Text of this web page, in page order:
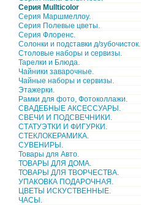
Серия Mullticolor
Серия Маршмеллоу.
Серия Полевые цветы.
Серия Флоренс.
Солонки и подставки д/зубочисток.
Столовые наборы и сервизы.
Тарелки и Блюда.
Чайники заварочные.
Чайные наборы и сервизы.
Этажерки.
Рамки для фото, Фотоколлажи.
СВАДЕБНЫЕ АКСЕССУАРЫ.
СВЕЧИ И ПОДСВЕЧНИКИ.
СТАТУЭТКИ И ФИГУРКИ.
СТЕКЛОКЕРАМИКА.
СУВЕНИРЫ.
Товары для Авто.
ТОВАРЫ ДЛЯ ДОМА.
ТОВАРЫ ДЛЯ ТВОРЧЕСТВА.
УПАКОВКА ПОДАРОЧНАЯ.
ЦВЕТЫ ИСКУСТВЕННЫЕ.
ЧАСЫ.